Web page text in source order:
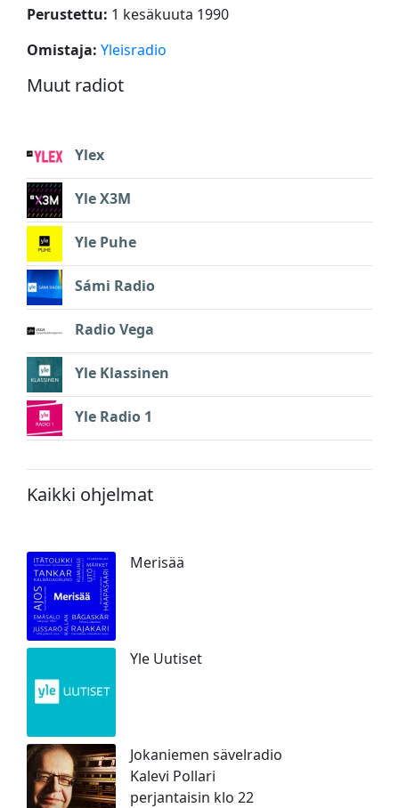
Perustettu: 1 kesäkuuta 1990
Omistaja: Yleisradio
Muut radiot
Ylex
Yle X3M
Yle Puhe
Sámi Radio
Radio Vega
Yle Klassinen
Yle Radio 1
Kaikki ohjelmat
Merisää
Yle Uutiset
Jokaniemen sävelradio
Kalevi Pollari
perjantaisin klo 22